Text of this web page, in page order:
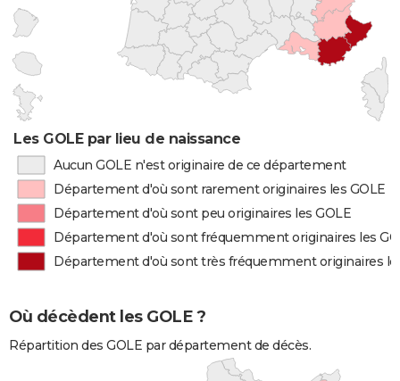
Les GOLE par lieu de naissance
Aucun GOLE n'est originaire de ce département
Département d'où sont rarement originaires les GOLE
Département d'où sont peu originaires les GOLE
Département d'où sont fréquemment originaires les
Département d'où sont très fréquemment originaires
Où décèdent les GOLE ?
Répartition des GOLE par département de décès.